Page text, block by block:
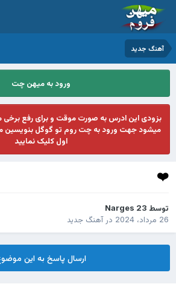
آهنگ جدید
ورود به میهن چت
بزودی این ادرس به صورت موقت و برای رفع
میشود جهت ورود به چت روم تو گوگل بنویسین
اول کلیک نمایید
❤️
توسط Narges 23
26 مرداد، 2024
در آهنگ جدید
ارسال پاسخ به این